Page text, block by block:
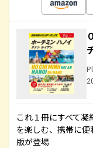
これ１冊にすべて
を楽しむ、携帯に
版が登場